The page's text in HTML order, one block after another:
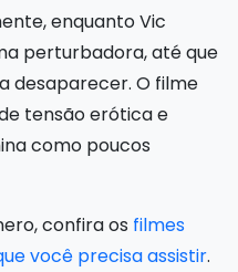
enquanto Vic
perturbadora, até que
desaparecer. O filme
tensão erótica e
como poucos
confira os filmes
você precisa assistir.